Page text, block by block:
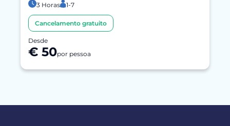
3 Horas 1-7
Cancelamento gratuito
Desde
€ 50por pessoa